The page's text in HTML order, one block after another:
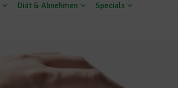
Diät & Abnehmen Specials